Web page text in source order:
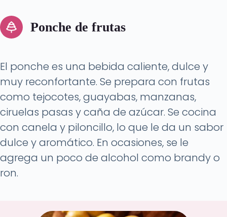
Ponche de frutas
El ponche es una bebida caliente, dulce y
muy reconfortante. Se prepara con frutas
como tejocotes, guayabas, manzanas,
ciruelas pasas y caña de azúcar. Se cocina
con canela y piloncillo, lo que le da un sabor
dulce y aromático. En ocasiones, se le
agrega un poco de alcohol como brandy o
ron.